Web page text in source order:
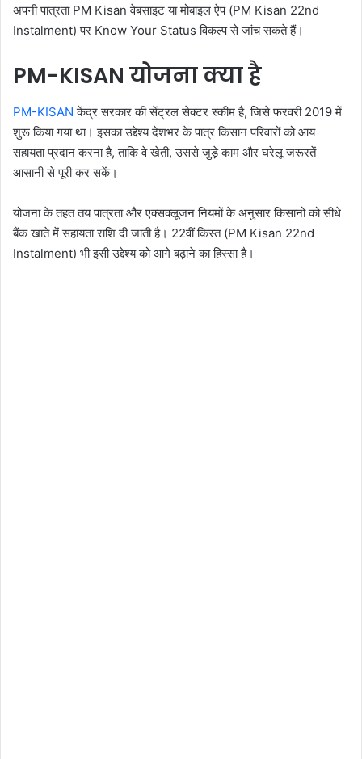
अपनी पात्रता PM Kisan वेबसाइट या मोबाइल ऐप (PM Kisan 22nd
Instalment) पर Know Your Status विकल्प से जांच सकते हैं।
PM-KISAN योजना क्या है
PM-KISAN केंद्र सरकार की सेंट्रल सेक्टर स्कीम है, जिसे फरवरी 2019 में
शुरू किया गया था। इसका उद्देश्य देशभर के पात्र किसान परिवारों को आय
सहायता प्रदान करना है, ताकि वे खेती, उससे जुड़े काम और घरेलू जरूरतें
आसानी से पूरी कर सकें।
योजना के तहत तय पात्रता और एक्सक्लूजन नियमों के अनुसार किसानों को सीधे
बैंक खाते में सहायता राशि दी जाती है। 22वीं किस्त (PM Kisan 22nd
Instalment) भी इसी उद्देश्य को आगे बढ़ाने का हिस्सा है।